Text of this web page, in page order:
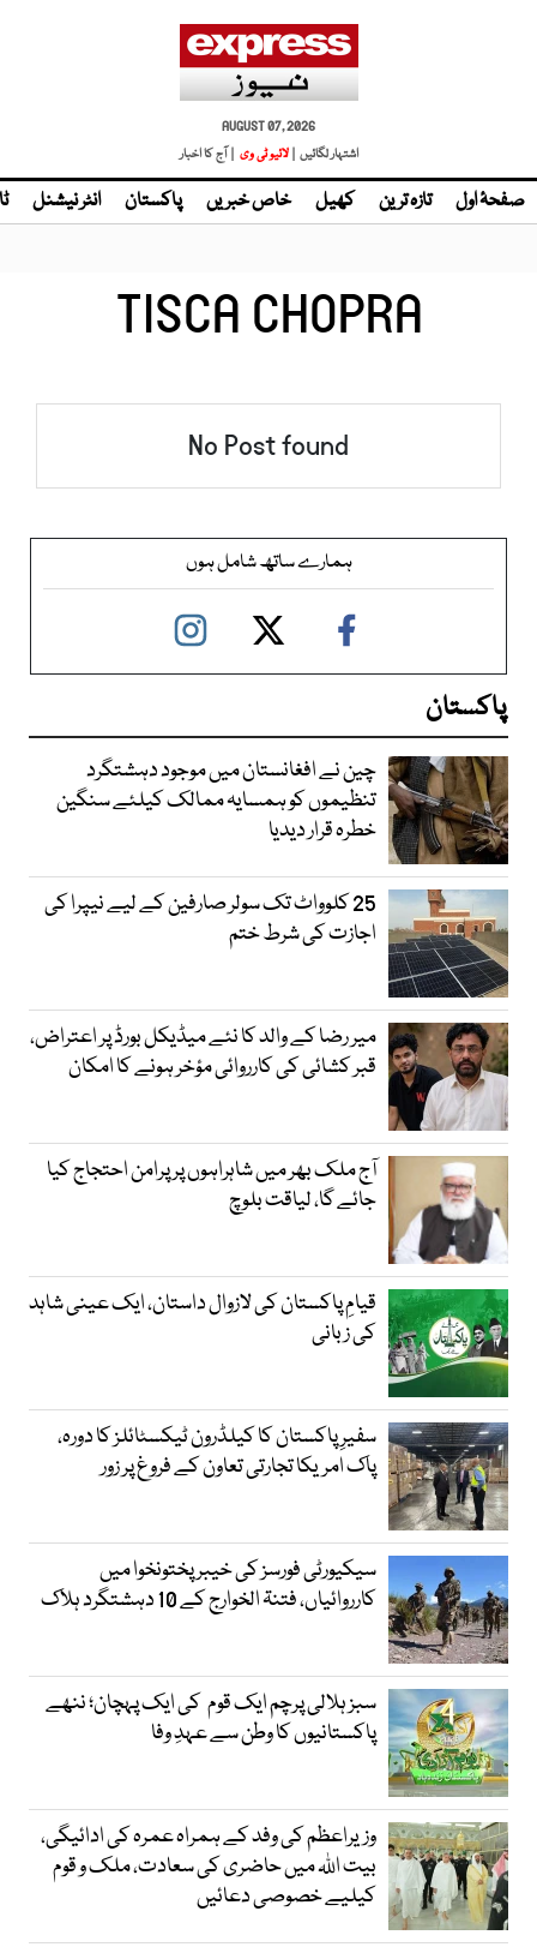
AUGUST 07, 2026
اشتہار لگائیں | لائیو ٹی وی | آج کا اخبار
صفحۂ اول تازہ ترین کھیل خاص خبریں پاکستان انٹر نیشنل
TISCA CHOPRA
No Post found
ہمارے ساتھ شامل ہوں
پاکستان
چین نے افغانستان میں موجود دہشتگرد
تنظیموں کو ہمسایہ ممالک کیلئے سنگین
خطرہ قرار دیدیا
25 کلوواٹ تک سولر صارفین کے لیے نیپرا کی
اجازت کی شرط ختم
میر رضا کے والد کا نئے میڈیکل بورڈ پر اعتراض،
قبر کشائی کی کارروائی مؤخر ہونے کا امکان
آج ملک بھر میں شاہراہوں پر پرامن احتجاج کیا
جائے گا، لیاقت بلوچ
قیامِ پاکستان کی لازوال داستان، ایک عینی شاہد
کی زبانی
سفیرِ پاکستان کا کیلڈرون ٹیکسٹائلز کا دورہ،
پاک امریکا تجارتی تعاون کے فروغ پر زور
سیکیورٹی فورسز کی خیبر پختونخوا میں
کارروائیاں، فتنۃ الخوارج کے 10 دہشتگرد ہلاک
سبز ہلالی پرچم ایک قوم کی ایک پہچان؛ ننھے
پاکستانیوں کا وطن سے عہدِ وفا
وزیراعظم کی وفد کے ہمراہ عمرہ کی ادائیگی،
بیت اللہ میں حاضری کی سعادت، ملک و قوم
کیلیے خصوصی دعائیں